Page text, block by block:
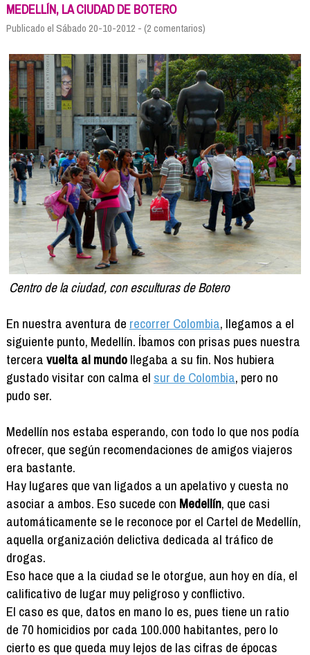
Info viajeros
MEDELLÍN, LA CIUDAD DE BOTERO
Publicado el Sábado 20-10-2012 - (2 comentarios)
Centro de la ciudad, con esculturas de Botero
En nuestra aventura de recorrer Colombia, llegamos a el
siguiente punto, Medellín. Íbamos con prisas pues nuestra
terceravuelta al mundollegaba a su fin. Nos hubiera
gustado visitar con calma el sur de Colombia, pero no
pudo ser.
Medellín nos estaba esperando, con todo lo que nos podía
ofrecer, que según recomendaciones de amigos viajeros
era bastante.
Hay lugares que van ligados a un apelativo y cuesta no
asociar a ambos. Eso sucede con Medellín, que casi
automáticamente se le reconoce por el Cartel de Medellín,
aquella organización delictiva dedicada al tráfico de
drogas.
Eso hace que a la ciudad se le otorgue, aun hoy en día, el
calificativo de lugar muy peligroso y conflictivo.
El caso es que, datos en mano lo es, pues tiene un ratio
de 70 homicidios por cada 100.000 habitantes, pero lo
cierto es que queda muy lejos de las cifras de épocas